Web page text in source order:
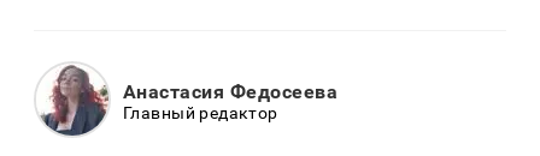
Анастасия Федосеева
Главный редактор